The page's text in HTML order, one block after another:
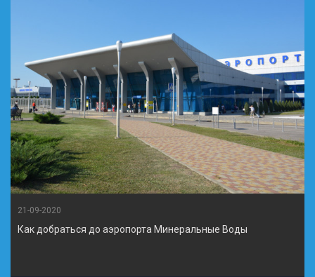
21-09-2020
Как добраться до аэропорта Минеральные Воды